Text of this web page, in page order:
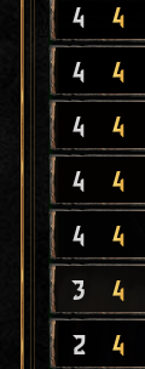
4 4
4 4
4 4
4 4
4 4
3 4
2 4